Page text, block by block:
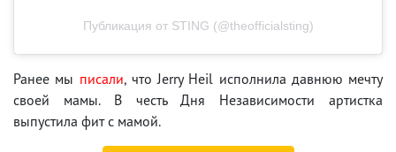
Публикация от STING (@theofficialsting)
Ранее мы писали, что Jerry Heil исполнила давнюю мечту
своей мамы. В честь Дня Независимости артистка
выпустила фит с мамой.